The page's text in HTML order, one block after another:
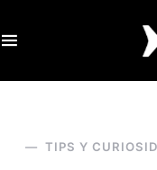
TIPS Y